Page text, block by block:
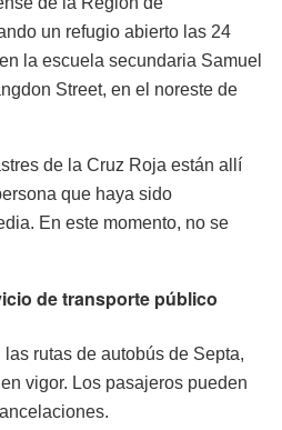
un refugio abierto las 24
la escuela secundaria Samuel
Street, en el noreste de
de la Cruz Roja están allí
que haya sido
En este momento, no se
de transporte público
rutas de autobús de Septa,
vigor. Los pasajeros pueden